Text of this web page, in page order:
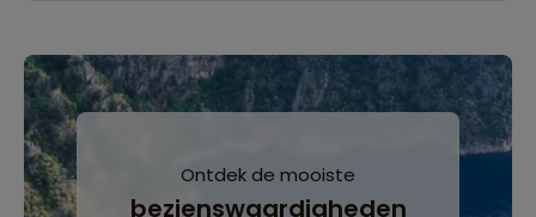
Ontdek de mooiste
bezienswaardigheden